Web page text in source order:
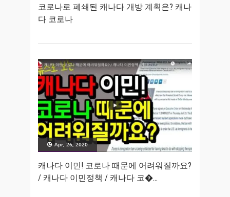
코로나로 폐쇄된 캐나다 개방 계획은? 캐나
다 코로나
Apr, 26, 2020
캐나다 이민! 코로나 때문에 어려워질까요?
/ 캐나다 이민정책 / 캐나다 코�